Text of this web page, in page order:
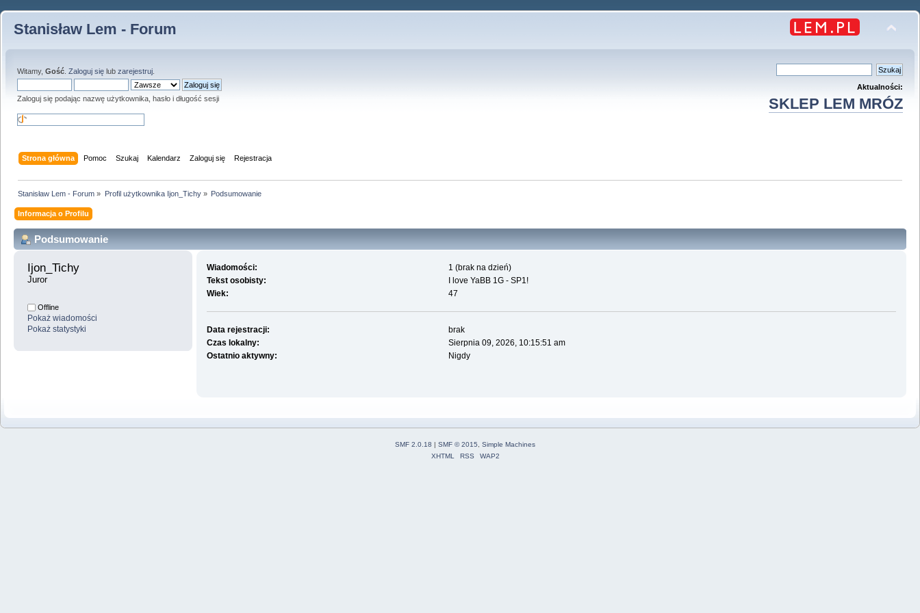
Stanisław Lem - Forum
Witamy, Gość Zaloguj się lub zarejestruj
Zaloguj się podając nazwę użytkownika, hasło i długość sesji
Aktualności:
SKLEP LEM MRÓZ
Strona główna Pomoc Szukaj Kalendarz Zaloguj się Rejestracja
Stanisław Lem - Forum » Profil użytkownika Ijon_Tichy» Podsumowanie
Informacja o Profilu
Podsumowanie
Ijon_Tichy
Juror
Offline
Pokaż wiadomości
Pokaż statystyki
Wiadomości:
1 (brak na dzień)
Tekst osobisty:
I love YaBB 1G - SP1!
Wiek:
47
Data rejestracji:
brak
Czas lokalny:
Sierpnia 09, 2026, 10:15:51 am
Ostatnio aktywny:
Nigdy
SMF 2.0.18 | SMF © 2015, Simple Machines
XHTML
RSS WAP2